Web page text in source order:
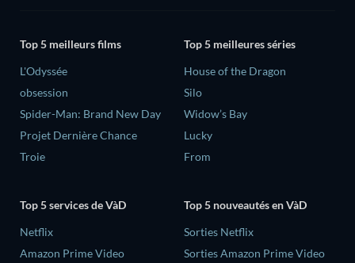
Top 5 meilleurs films
L'Odyssée
obsession
Spider-Man: Brand New Day
Projet Dernière Chance
Troie
Top 5 meilleures séries
House of the Dragon
Silo
Widow’s Bay
Lucky
From
Top 5 services de VàD
Netflix
Amazon Prime Video
Top 5 nouveautés en VàD
Sorties Netflix
Sorties Amazon Prime Video